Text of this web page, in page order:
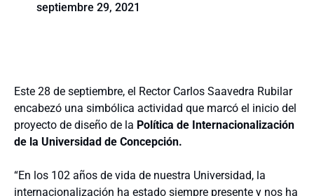
septiembre 29, 2021
Este 28 de septiembre, el Rector Carlos Saavedra Rubilar
encabezó una simbólica actividad que marcó el inicio del
proyecto de diseño de la Política de Internacionalización
de la Universidad de Concepción.
“En los 102 años de vida de nuestra Universidad, la
internacionalización ha estado siempre presente y nos ha